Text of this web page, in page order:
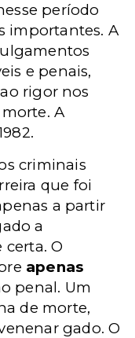
período
importantes. A
e penais,
rigor nos
A
criminais
que foi
a partir
a
O
apenas
penal. Um
de morte,
gado. O